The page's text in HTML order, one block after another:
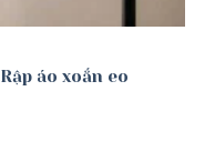
áo xoắn eo